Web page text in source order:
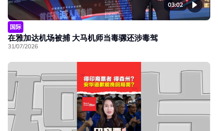
03:02
国际
在雅加达机场被捕 大马机师当毒骡还涉毒驾
31/07/2026